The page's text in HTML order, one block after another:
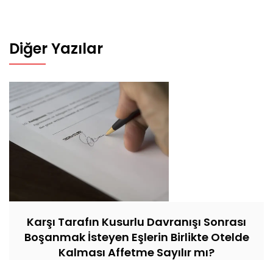
Diğer Yazılar
Karşı Tarafın Kusurlu Davranışı Sonrası
Boşanmak İsteyen Eşlerin Birlikte Otelde
Kalması Affetme Sayılır mı?